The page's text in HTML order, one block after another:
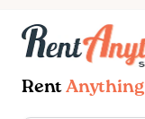
Rent Anything